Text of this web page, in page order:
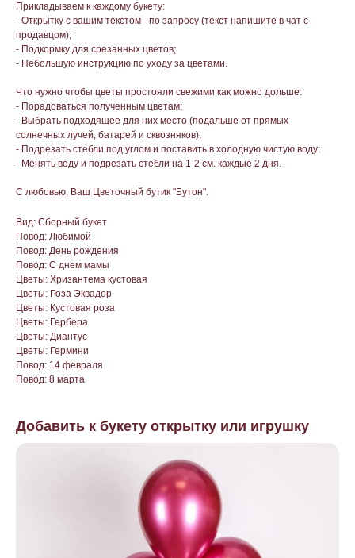
Прикладываем к каждому букету:
- Открытку с вашим текстом - по запросу (текст напишите в чат с
продавцом);
- Подкормку для срезанных цветов;
- Небольшую инструкцию по уходу за цветами.
Что нужно чтобы цветы простояли свежими как можно дольше:
- Порадоваться полученным цветам;
- Выбрать подходящее для них место (подальше от прямых
солнечных лучей, батарей и сквозняков);
- Подрезать стебли под углом и поставить в холодную чистую воду;
- Менять воду и подрезать стебли на 1-2 см. каждые 2 дня.
С любовью, Ваш Цветочный бутик "Бутон".
Вид: Сборный букет
Повод: Любимой
Повод: День рождения
Повод: С днем мамы
Цветы: Хризантема кустовая
Цветы: Роза Эквадор
Цветы: Кустовая роза
Цветы: Гербера
Цветы: Диантус
Цветы: Гермини
Повод: 14 февраля
Повод: 8 марта
Добавить к букету открытку или игрушку